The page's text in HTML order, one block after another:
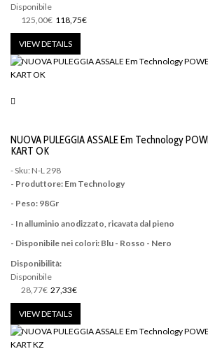
Disponibile
125,00€ 118,75€
VIEW DETAILS
NUOVA PULEGGIA ASSALE Em Technology
KART OK
- Sku: N-L 298
- Produttore: Em Technology
- Peso: 98Gr
- In alluminio anodizzato, ricavata dal pieno
- Disponibile nei colori: Blu - Rosso - Nero
Disponibilità:
Disponibile
28,77€ 27,33€
VIEW DETAILS